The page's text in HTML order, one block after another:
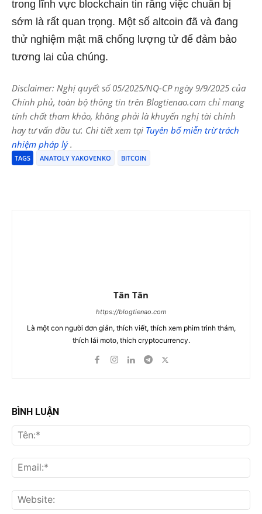
trong lĩnh vực blockchain tin rằng việc chuẩn bị
sớm là rất quan trọng. Một số altcoin đã và đang
thử nghiệm mật mã chống lượng tử để đảm bảo
tương lai của chúng.
Disclaimer: Nghị quyết số 05/2025/NQ-CP ngày 9/9/2025 của
Chính phủ, toàn bộ thông tin trên Blogtienao.com chỉ mang
tính chất tham khảo, không phải là khuyến nghị tài chính
hay tư vấn đầu tư. Chi tiết xem tại Tuyên bố miễn trừ trách
nhiệm pháp lý.
TAGS ANATOLY YAKOVENKO BITCOIN
Tân Tân
https://blogtienao.com
Là một con người đơn giản, thích viết, thích xem phim trinh thám,
thích lái moto, thích cryptocurrency.
BÌNH LUẬN